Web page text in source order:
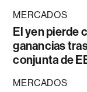
MERCADOS
El yen pierde
ganancias
conjunta de
MERCADOS